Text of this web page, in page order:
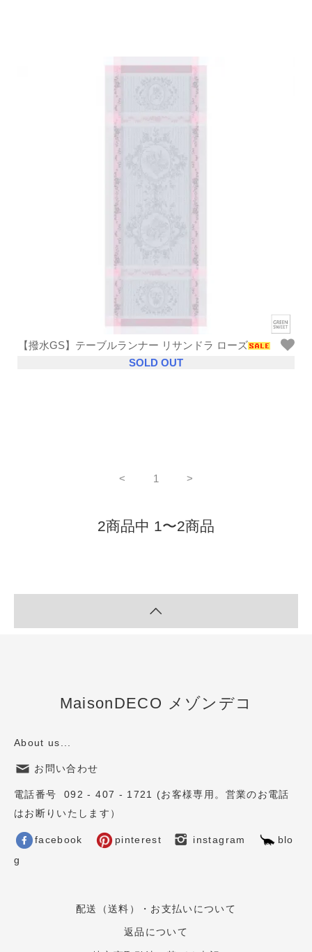
【撥水GS】テーブルランナー リサンドラ ローズ
SOLD OUT
< 1 >
2商品中 1〜2商品
MaisonDECO メゾンデコ
About us...
お問い合わせ
電話番号 092 - 407 - 1721 (お客様専用。営業のお電話
はお断りいたします）
facebook pinterest instagram
blo
g
配送（送料）・お支払いについて
返品について